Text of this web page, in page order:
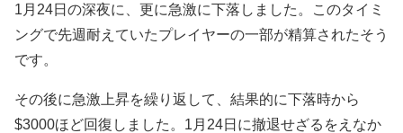
1月24日の深夜に、更に急激に下落しました。このタイミ
ングで先週耐えていたプレイヤーの一部が精算されたそう
です。
その後に急激上昇を繰り返して、結果的に下落時から
$3000ほど回復しました。1月24日に撤退せざるをえなか